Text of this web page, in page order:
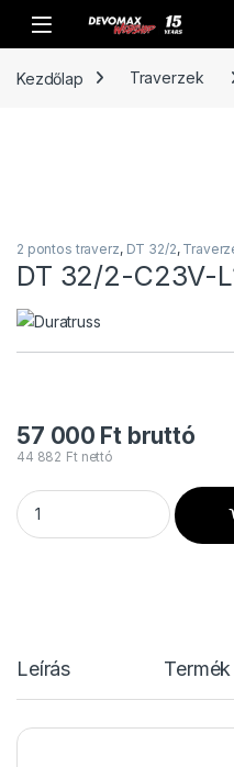
Open
Kezdőlap Traverzek
2 pontos traverz, DT 32/2,
DT 32/2-C23V-
57 000 Ftbruttó
44 882 Ftnettó
DT 32/2-C23V-L135
Leírás